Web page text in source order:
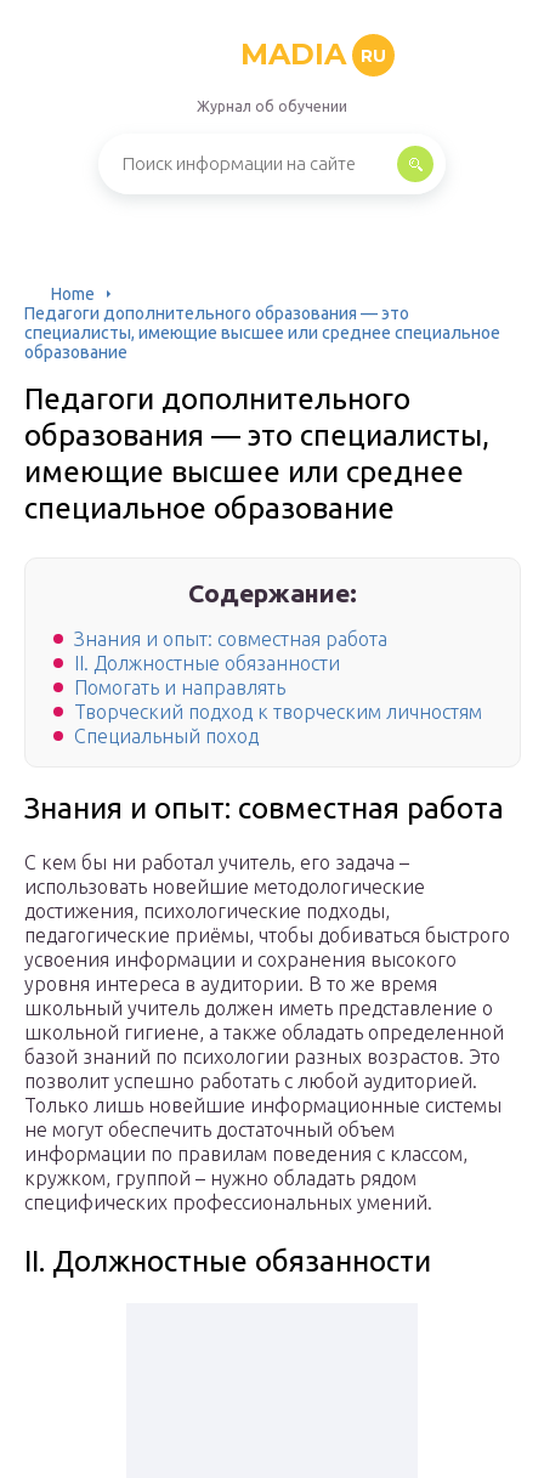
MADIA RU
Журнал об обучении
Home
Педагоги дополнительного образования — это
специалисты, имеющие высшее или среднее специальное
образование
Педагоги дополнительного
образования — это специалисты,
имеющие высшее или среднее
специальное образование
Содержание:
Знания и опыт: совместная работа
II. Должностные обязанности
Помогать и направлять
Творческий подход к творческим личностям
Специальный поход
Знания и опыт: совместная работа
С кем бы ни работал учитель, его задача –
использовать новейшие методологические
достижения, психологические подходы,
педагогические приёмы, чтобы добиваться быстрого
усвоения информации и сохранения высокого
уровня интереса в аудитории. В то же время
школьный учитель должен иметь представление о
школьной гигиене, а также обладать определенной
базой знаний по психологии разных возрастов. Это
позволит успешно работать с любой аудиторией.
Только лишь новейшие информационные системы
не могут обеспечить достаточный объем
информации по правилам поведения с классом,
кружком, группой – нужно обладать рядом
специфических профессиональных умений.
II. Должностные обязанности